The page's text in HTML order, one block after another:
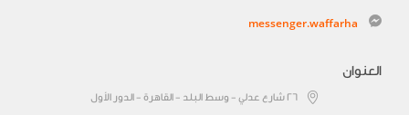
messenger.waffarha
العنوان
٢٦ شارع عدلي - وسط البلد - القاهرة - الدور الأول